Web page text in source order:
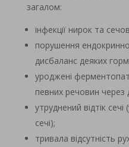
загалом:
інфекції нирок та
порушення
дисбаланс деяких
уроджені
певних речовин через
утруднений відтік
сечі);
тривала відсутність